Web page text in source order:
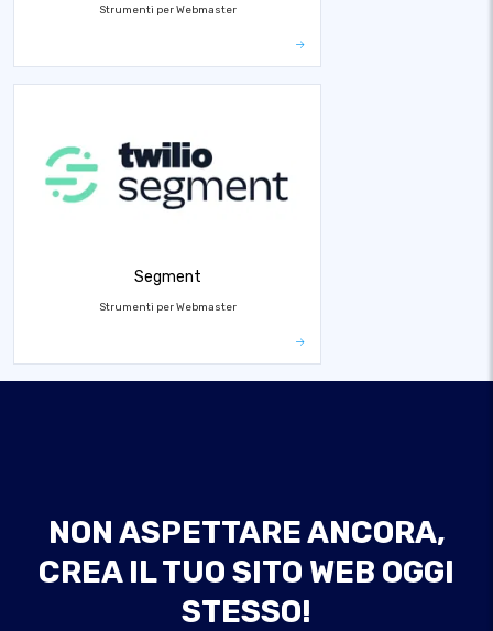
Strumenti per Webmaster
Segment
Strumenti per Webmaster
NON ASPETTARE ANCORA,
CREA IL TUO SITO WEB OGGI
STESSO!